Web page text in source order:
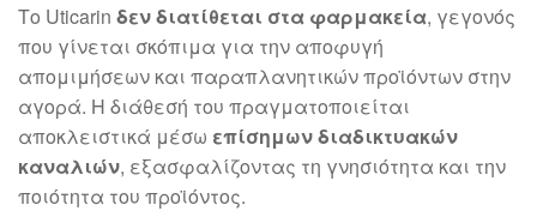
Το Uticarin δεν διατίθεται στα φαρμακεία, γεγονός
που γίνεται σκόπιμα για την αποφυγή
απομιμήσεων και παραπλανητικών προϊόντων στην
αγορά. Η διάθεσή του πραγματοποιείται
αποκλειστικά μέσω επίσημων διαδικτυακών
καναλιών, εξασφαλίζοντας τη γνησιότητα και την
ποιότητα του προϊόντος.